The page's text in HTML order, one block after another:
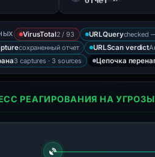
VirusTotal2 / 93 URLQuerychecked
сохраненный отчет URLScan verdict
3 captures · 3 sources Цепочка
РЕАГИРОВАНИЯ НА УГРОЗЫ